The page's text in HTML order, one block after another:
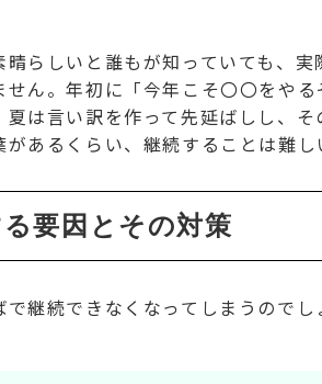
らしいと誰もが知っていても、
ん。年初に「今年こそ〇〇をや
は言い訳を作って先延ばしし、そ
があるくらい、継続することは難し
要因とその対策
継続できなくなってしまうので